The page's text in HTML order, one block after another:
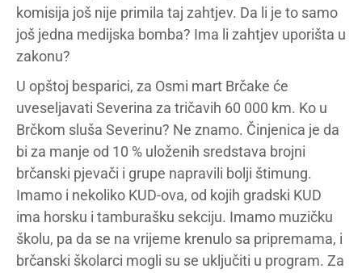
komisija još nije primila taj zahtjev. Da li je to samo
još jedna medijska bomba? Ima li zahtjev uporišta u
zakonu?
U opštoj besparici, za Osmi mart Brčake će
uveseljavati Severina za tričavih 60 000 km. Ko u
Brčkom sluša Severinu? Ne znamo. Činjenica je da
bi za manje od 10 % uloženih sredstava brojni
brčanski pjevači i grupe napravili bolji štimung.
Imamo i nekoliko KUD-ova, od kojih gradski KUD
ima horsku i tamburašku sekciju. Imamo muzičku
školu, pa da se na vrijeme krenulo sa pripremama, i
brčanski školarci mogli su se uključiti u program. Za